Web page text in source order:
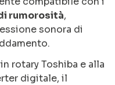
rumorosità,
sonora di
rotary Toshiba e alla
digitale, il